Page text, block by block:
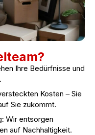
Ihre Bedürfnisse und
Kosten – Sie
Sie zukommt.
Wir entsorgen
auf Nachhaltigkeit.